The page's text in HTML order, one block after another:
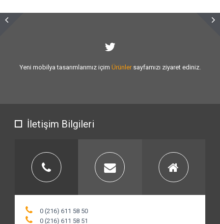
Sizlere vermiş olduğumuzhizmet kalitesiniartırmak için var gücümüzle
İletişim Bilgileri
0 (216) 611 58 50